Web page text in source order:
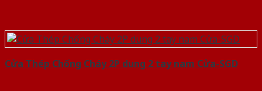
Cửa Thép Chống Cháy 2P dung 2 tay nam Cửa-SGD